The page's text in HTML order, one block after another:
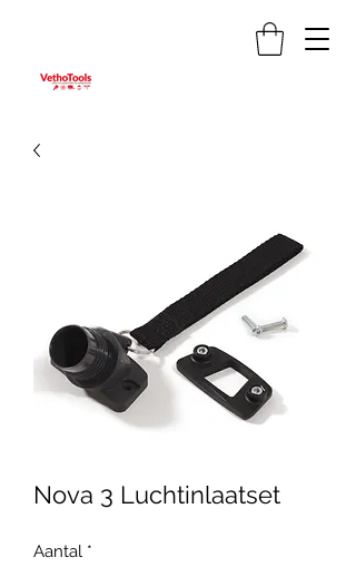
Nova 3 Luchtinlaatset
Aantal *